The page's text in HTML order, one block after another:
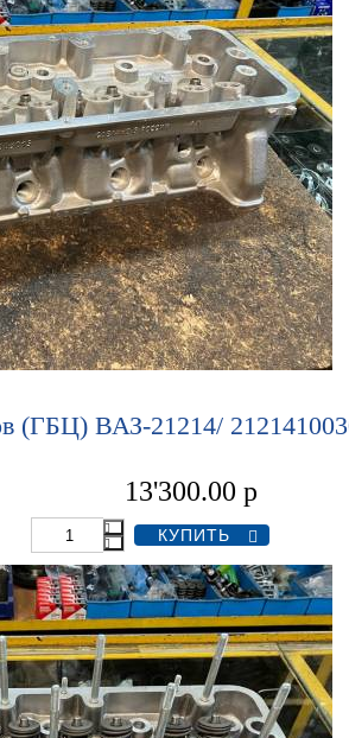
(ГБЦ) ВАЗ-21214/
13'300.00 р